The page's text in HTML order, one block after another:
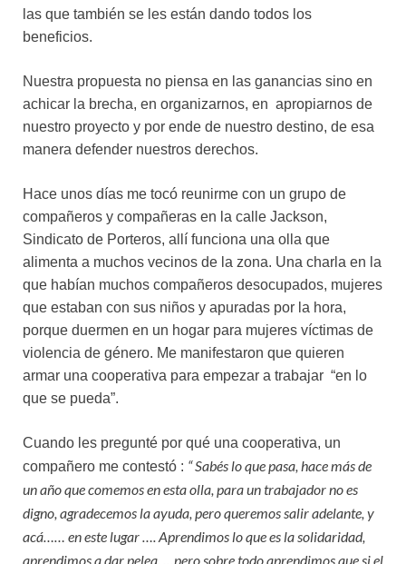
las que también se les están dando todos los
beneficios.
Nuestra propuesta no piensa en las ganancias sino en
achicar la brecha, en organizarnos, en apropiarnos de
nuestro proyecto y por ende de nuestro destino, de esa
manera defender nuestros derechos.
Hace unos días me tocó reunirme con un grupo de
compañeros y compañeras en la calle Jackson,
Sindicato de Porteros, allí funciona una olla que
alimenta a muchos vecinos de la zona. Una charla en la
que habían muchos compañeros desocupados, mujeres
que estaban con sus niños y apuradas por la hora,
porque duermen en un hogar para mujeres víctimas de
violencia de género. Me manifestaron que quieren
armar una cooperativa para empezar a trabajar “en lo
que se pueda”.
Cuando les pregunté por qué una cooperativa, un
compañero me contestó : “ Sabés lo que pasa, hace más de
un año que comemos en esta olla, para un trabajador no es
digno, agradecemos la ayuda, pero queremos salir adelante, y
acá…… en este lugar …. Aprendimos lo que es la solidaridad,
aprendimos a dar pelea, …pero sobre todo aprendimos que si el